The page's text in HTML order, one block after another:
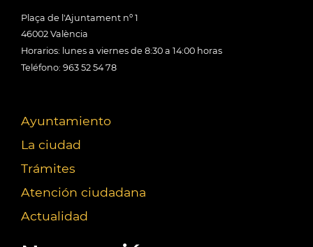
Plaça de l'Ajuntament nº 1
46002 València
Horarios: lunes a viernes de 8:30 a 14:00 horas
Teléfono: 963 52 54 78
Ayuntamiento
La ciudad
Trámites
Atención ciudadana
Actualidad